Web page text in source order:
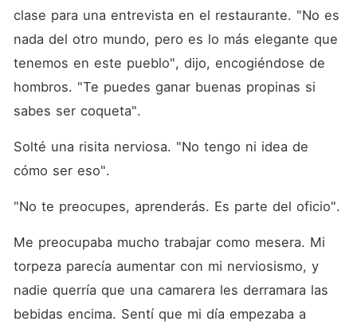
clase para una entrevista en el restaurante. "No es
nada del otro mundo, pero es lo más elegante que
tenemos en este pueblo", dijo, encogiéndose de
hombros. "Te puedes ganar buenas propinas si
sabes ser coqueta".
Solté una risita nerviosa. "No tengo ni idea de
cómo ser eso".
Me preocupaba mucho trabajar como mesera. Mi
torpeza parecía aumentar con mi nerviosismo, y
nadie querría que una camarera les derramara las
bebidas encima. Sentí que mi día empezaba a